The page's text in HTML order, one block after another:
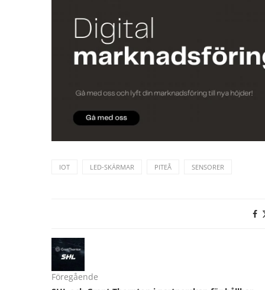
IOT LED-SKÄRMAR PITEÅ SENSORER
Föregående